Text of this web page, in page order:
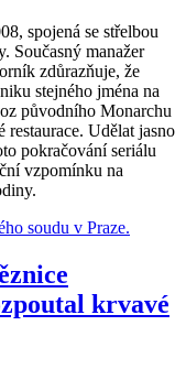
spojená se střelbou
Současný manažer
zdůrazňuje, že
stejného jména na
původního Monarchu
Udělat jasno
pokračování seriálu
vzpomínku na
krvavé